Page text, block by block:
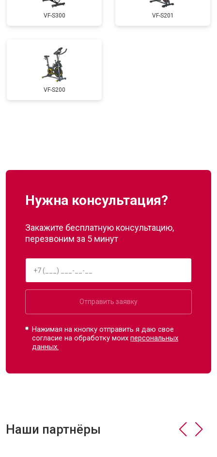
VF-S300 VF-S201
VF-S200
Нужна консультация?
Закажите бесплатную консультацию,
перезвоним за 5 минут
Отправить заявку
Нажимая на кнопку отправить я даю свое
согласие на обработку моихперсональных
данных.
Наши партнёры